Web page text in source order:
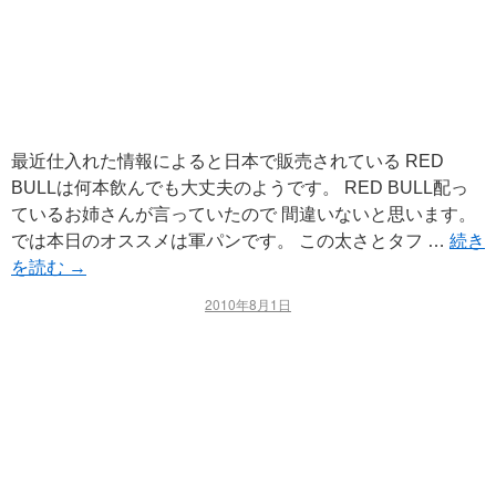
最近仕入れた情報によると日本で販売されている RED
BULLは何本飲んでも大丈夫のようです。 RED BULL配っ
ているお姉さんが言っていたので 間違いないと思います。
では本日のオススメは軍パンです。 この太さとタフ … 続き
を読む →
2010年8月1日